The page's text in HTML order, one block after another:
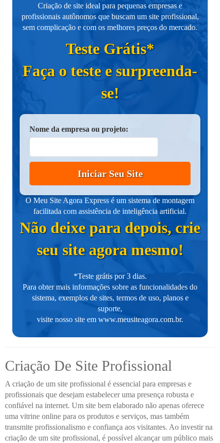
Criação de site ideal para pequenas empresas e
profissionais autônomos que buscam um site profissional,
sem complicação e com os melhores preços do mercado.
Teste Grátis*
Faça o teste e surpreenda-
se!
Nome da empresa ou projeto:
Iniciar Seu Site
O Meu Site Agora Express é um sistema de montagem
facilitada com assistência de inteligência artificial.
Não deixe para depois, crie
seu site agora mesmo!
*Teste grátis por 3 dias.
Para obter mais informações sobre as funcionalidades do
sistema, exemplos de sites, termos de uso, planos e
suporte,
visite nosso site em www.meusiteagora.com.br.
Criação De Site Profissional
A criação de um site profissional é essencial para empresas e
profissionais que desejam estabelecer uma presença robusta e
confiável na internet. Um site bem elaborado não apenas oferece
uma vitrine online para os produtos e serviços, mas também
transmite profissionalismo e confiança aos visitantes. Ao investir na
criação de um site profissional, é possível alcançar um público mais